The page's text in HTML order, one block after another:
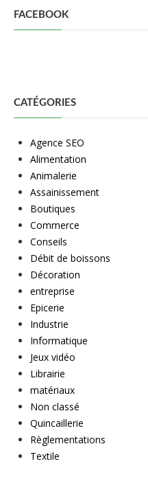
FACEBOOK
CATÉGORIES
Agence SEO
Alimentation
Animalerie
Assainissement
Boutiques
Commerce
Conseils
Débit de boissons
Décoration
entreprise
Epicerie
Industrie
Informatique
Jeux vidéo
Librairie
matériaux
Non classé
Quincaillerie
Règlementations
Textile